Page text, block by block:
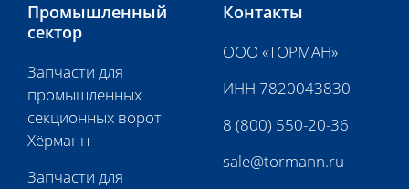
Промышленный
сектор
Запчасти для
промышленных
секционных ворот
Хёрманн
Запчасти для
Контакты
ООО «ТОРМАН»
ИНН 7820043830
8 (800) 550-20-36
sale@tormann.ru